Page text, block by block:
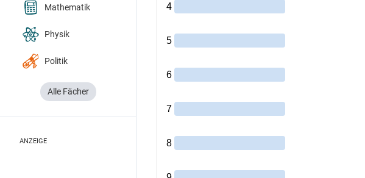
Mathematik
Physik
Politik
Alle Fächer
ANZEIGE